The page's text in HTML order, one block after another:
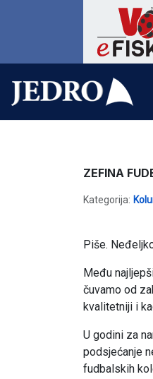
ZEFINA
Kategorija:
Piše.
Među
čuvamo od
kvalitetniji i
U godini za
podsjećanje
fudbalskih